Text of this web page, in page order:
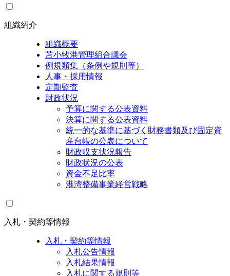
組織紹介
組織概要
苫小牧港管理組合議会
例規類集（条例や規則等）
人事・採用情報
定期監査
財政状況
予算に関する公表資料
決算に関する公表資料
統一的な基準に基づく財務書類及び固定資
産台帳の公表について
財政収支状況報告
財政状況の公表
資金不足比率
港湾整備事業経営戦略
入札・契約等情報
入札・契約等情報
入札公告情報
入札結果情報
入札に関する規則等